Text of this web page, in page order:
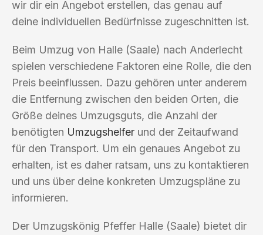
wir dir ein Angebot erstellen, das genau auf
deine individuellen Bedürfnisse zugeschnitten ist.
Beim Umzug von Halle (Saale) nach Anderlecht
spielen verschiedene Faktoren eine Rolle, die den
Preis beeinflussen. Dazu gehören unter anderem
die Entfernung zwischen den beiden Orten, die
Größe deines Umzugsguts, die Anzahl der
benötigten Umzugshelfer und der Zeitaufwand
für den Transport. Um ein genaues Angebot zu
erhalten, ist es daher ratsam, uns zu kontaktieren
und uns über deine konkreten Umzugspläne zu
informieren.
Der Umzugskönig Pfeffer Halle (Saale) bietet dir